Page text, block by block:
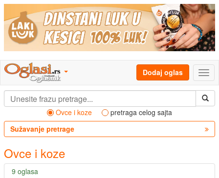
Dodaj oglas
Ovce i koze
pretraga celog sajta
Sužavanje pretrage
Ovce i koze
9 oglasa